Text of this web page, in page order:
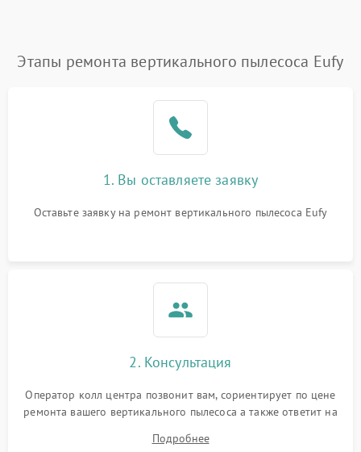
Этапы ремонта вертикального пылесоса Eufy
1. Вы оставляете заявку
Оставьте заявку на ремонт вертикального пылесоса Eufy
2. Консультация
Оператор колл центра позвонит вам, сориентирует по цене
ремонта вашего вертикального пылесоса а также ответит на
Подробнее